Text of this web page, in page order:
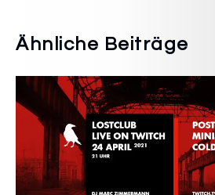
Ähnliche Beiträge